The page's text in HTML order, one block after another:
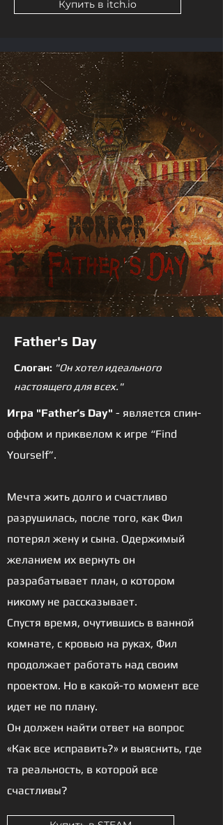
Купить в itch.io
Father's Day
Слоган: "Он хотел идеального
настоящего для всех."
Игра "Father’s Day" - является спин-
оффом и приквелом к игре “Find
Yourself”.
Мечта жить долго и счастливо
разрушилась, после того, как Фил
потерял жену и сына. Одержимый
желанием их вернуть он
разрабатывает план, о котором
никому не рассказывает.
Спустя время, очутившись в ванной
комнате, с кровью на руках, Фил
продолжает работать над своим
проектом. Но в какой-то момент все
идет не по плану.
Он должен найти ответ на вопрос
«Как все исправить?» и выяснить, где
та реальность, в которой все
счастливы?